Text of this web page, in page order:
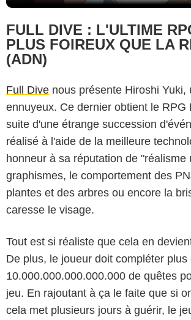
FULL DIVE : L'ULTIME
PLUS FOIREUX QUE LA
(ADN)
Full Dive nous présente Hiroshi Yuki,
ennuyeux. Ce dernier obtient le RPG
suite d'une étrange succession
réalisé à l'aide de la meilleure
honneur à sa réputation de "réalisme
graphismes, le comportement des
plantes et des arbres ou encore la
caresse le visage.
Tout est si réaliste que cela en
De plus, le joueur doit compléter plus
10.000.000.000.000.000 de quêtes
jeu. En rajoutant à ça le faite que si
cela met plusieurs jours à guérir, le